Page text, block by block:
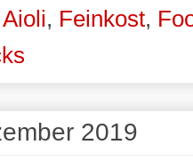
Aioli, Feinkost,
2019